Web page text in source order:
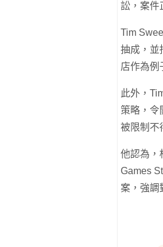
訟，案件
Tim
抽成，並
店作為例
此外，
策略，令
被限制不
他認為，
Games
案，強調